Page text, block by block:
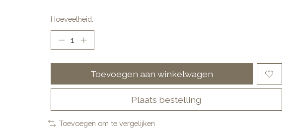
Hoeveelheid:
Toevoegen aan winkelwagen
Plaats bestelling
Toevoegen om te vergelijken